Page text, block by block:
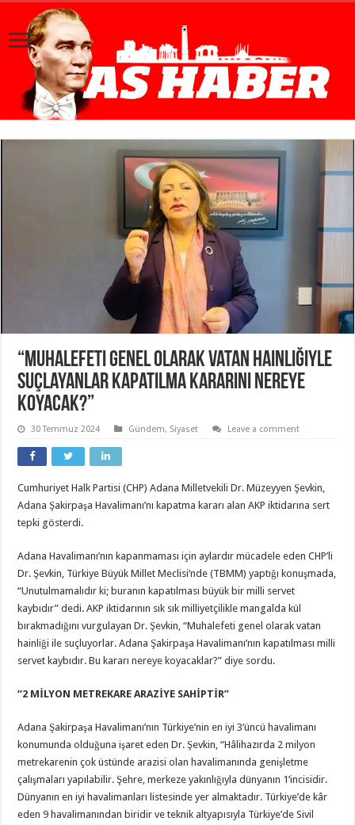
“Muhalefeti genel olarak vatan hainliğiyle
suçlayanlar kapatılma kararını nereye
koyacak?”
30 Temmuz 2024 Gündem, Siyaset Leave a comment
Cumhuriyet Halk Partisi (CHP) Adana Milletvekili Dr. Müzeyyen Şevkin,
Adana Şakirpaşa Havalimanı’nı kapatma kararı alan AKP iktidarına sert
tepki gösterdi.
Adana Havalimanı’nın kapanmaması için aylardır mücadele eden CHP’li
Dr. Şevkin, Türkiye Büyük Millet Meclisi’nde (TBMM) yaptığı konuşmada,
“Unutulmamalıdır ki; buranın kapatılması büyük bir milli servet
kaybıdır” dedi. AKP iktidarının sık sık milliyetçilikle mangalda kül
bırakmadığını vurgulayan Dr. Şevkin, “Muhalefeti genel olarak vatan
hainliği ile suçluyorlar. Adana Şakirpaşa Havalimanı’nın kapatılması milli
servet kaybıdır. Bu kararı nereye koyacaklar?” diye sordu.
“2 MİLYON METREKARE ARAZİYE SAHİPTİR”
Adana Şakirpaşa Havalimanı’nın Türkiye’nin en iyi 3’üncü havalimanı
konumunda olduğuna işaret eden Dr. Şevkin, “Hâlihazırda 2 milyon
metrekarenin çok üstünde arazisi olan havalimanında genişletme
çalışmaları yapılabilir. Şehre, merkeze yakınlığıyla dünyanın 1’incisidir.
Dünyanın en iyi havalimanları listesinde yer almaktadır. Türkiye’de kâr
eden 9 havalimanından biridir ve teknik altyapısıyla Türkiye’de Sivil